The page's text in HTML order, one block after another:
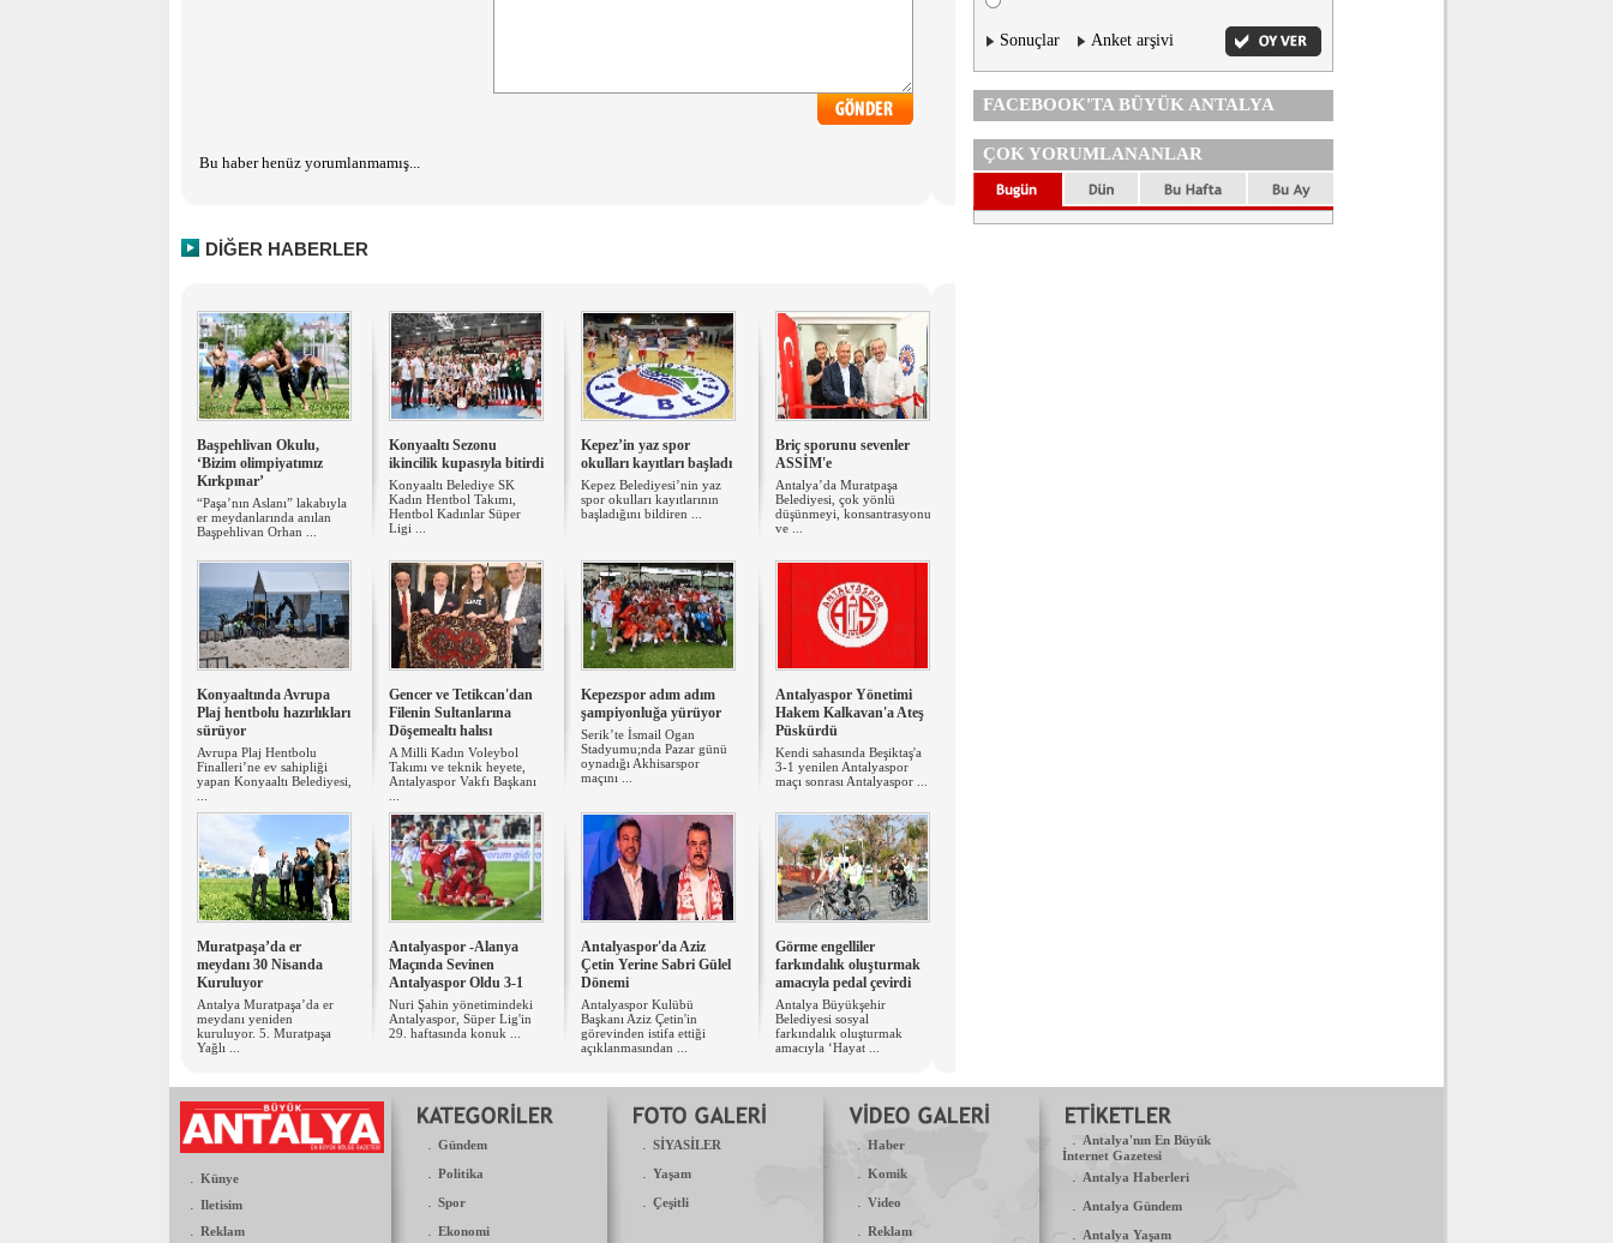
Bu haber henüz yorumlanmamış...
DİĞER HABERLER
​Başpehlivan Okulu,
‘Bizim olimpiyatımız
Kırkpınar’
“Paşa’nın Aslanı” lakabıyla
er meydanlarında anılan
Başpehlivan Orhan ...
Konyaaltı Sezonu
ikincilik kupasıyla bitirdi
Konyaaltı Belediye SK
Kadın Hentbol Takımı,
Hentbol Kadınlar Süper
Ligi ...
Kepez’in yaz spor
okulları kayıtları başladı
Kepez Belediyesi’nin yaz
spor okulları kayıtlarının
başladığını bildiren ...
Briç sporunu sevenler
ASSİM'e
Antalya’da Muratpaşa
Belediyesi, çok yönlü
düşünmeyi, konsantrasyonu
ve ...
Konyaaltında Avrupa
Plaj hentbolu hazırlıkları
sürüyor
Avrupa Plaj Hentbolu
Finalleri’ne ev sahipliği
yapan Konyaaltı Belediyesi,
Gencer ve Tetikcan'dan
Filenin Sultanlarına
Döşemealtı halısı
A Milli Kadın Voleybol
Takımı ve teknik heyete,
Antalyaspor Vakfı Başkanı
Kepezspor adım adım
şampiyonluğa yürüyor
Serik’te İsmail Ogan
Stadyumu;nda Pazar günü
oynadığı Akhisarspor
maçını ...
Antalyaspor Yönetimi
Hakem Kalkavan'a Ateş
Püskürdü
Kendi sahasında Beşiktaş'a
3-1 yenilen Antalyaspor
maçı sonrası Antalyaspor ...
Muratpaşa’da er
meydanı 30 Nisanda
Kuruluyor
Antalya Muratpaşa’da er
meydanı yeniden
kuruluyor. 5. Muratpaşa
Yağlı ...
Antalyaspor -Alanya
Maçında Sevinen
Antalyaspor Oldu 3-1
Nuri Şahin yönetimindeki
Antalyaspor, Süper Lig'in
29. haftasında konuk ...
Antalyaspor'da Aziz
Çetin Yerine Sabri Gülel
Dönemi
Antalyaspor Kulübü
Başkanı Aziz Çetin'in
görevinden istifa ettiği
açıklanmasından ...
Görme engelliler
farkındalık oluşturmak
amacıyla pedal çevirdi
Antalya Büyükşehir
Belediyesi sosyal
farkındalık oluşturmak
amacıyla ‘Hayat ...
Sonuçlar Anket arşivi
FACEBOOK'TA BÜYÜK ANTALYA
ÇOK YORUMLANANLAR
. Künye
. Iletisim
. Reklam
. Gündem
. Politika
. Spor
. Ekonomi
. SİYASİLER
. Yaşam
. Çeşitli
. Haber
. Komik
. Video
. Reklam
. Antalya'nın En Büyük
İnternet Gazetesi
. Antalya Haberleri
. Antalya Gündem
. Antalya Yaşam